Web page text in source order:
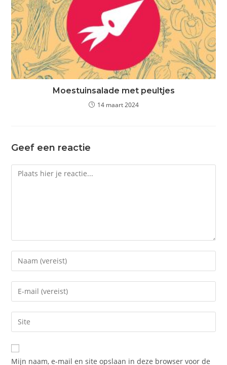
Moestuinsalade met peultjes
14 maart 2024
Geef een reactie
Mijn naam, e-mail en site opslaan in deze browser voor de